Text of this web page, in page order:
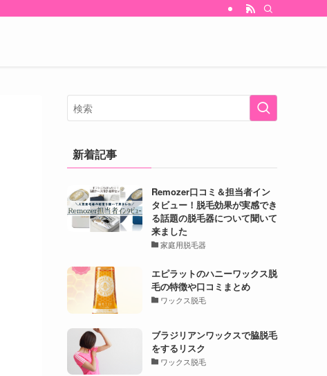
新着記事
Remozer口コミ＆担当者イン
タビュー！脱毛効果が実感でき
る話題の脱毛器について聞いて
来ました
家庭用脱毛器
エピラットのハニーワックス脱
毛の特徴や口コミまとめ
ワックス脱毛
ブラジリアンワックスで脇脱毛
をするリスク
ワックス脱毛